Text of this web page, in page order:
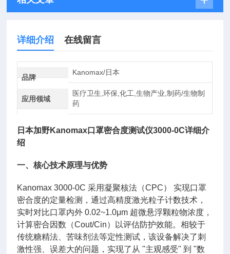
详细介绍 在线留言
品牌
Kanomax/日本
应用领域
医疗卫生,环保,化工,生物产业,制药/生物制
药
日本加野Kanomax口罩密合度测试仪3000-0C详细介
绍
一、核心技术原理与优势
Kanomax 3000-0C 采用凝聚核法（CPC） 实现口罩
密合度的定量检测，通过高精度激光粒子计数技术，
实时对比口罩内外 0.02~1.0μm 超微悬浮颗粒物浓度，
计算密合因数（Cout/Cin）以评估防护效能。相较于
传统糖精法、苦味剂法等定性测试，该设备解决了刺
激性强、误差大的问题，实现了从 "主观感受" 到 "数